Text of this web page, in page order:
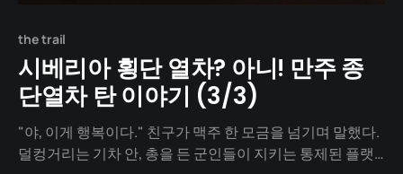
the trail
시베리아 횡단 열차? 아니! 만주 종
단열차 탄 이야기 (3/3)
"야, 이게 행복이다." 친구가 맥주 한 모금을 넘기며 말했다.
덜컹거리는 기차 안, 총을 든 군인들이 지키는 통제된 플랫